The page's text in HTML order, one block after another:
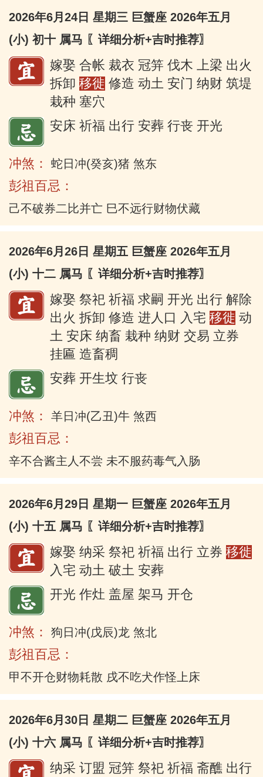
2026年6月24日 星期三 巨蟹座 2026年五月
(小) 初十 属马 〖详细分析+吉时推荐〗
嫁娶 合帐 裁衣 冠笄 伐木 上梁 出火
拆卸 移徙 修造 动土 安门 纳财 筑堤
栽种 塞穴
安床 祈福 出行 安葬 行丧 开光
冲煞： 蛇日冲(癸亥)猪 煞东
彭祖百忌：
己不破券二比并亡 巳不远行财物伏藏
2026年6月26日 星期五 巨蟹座 2026年五月
(小) 十二 属马 〖详细分析+吉时推荐〗
嫁娶 祭祀 祈福 求嗣 开光 出行 解除
出火 拆卸 修造 进人口 入宅 移徙 动
土 安床 纳畜 栽种 纳财 交易 立券
挂匾 造畜稠
安葬 开生坟 行丧
冲煞： 羊日冲(乙丑)牛 煞西
彭祖百忌：
辛不合酱主人不尝 未不服药毒气入肠
2026年6月29日 星期一 巨蟹座 2026年五月
(小) 十五 属马 〖详细分析+吉时推荐〗
嫁娶 纳采 祭祀 祈福 出行 立券 移徙
入宅 动土 破土 安葬
开光 作灶 盖屋 架马 开仓
冲煞： 狗日冲(戊辰)龙 煞北
彭祖百忌：
甲不开仓财物耗散 戌不吃犬作怪上床
2026年6月30日 星期二 巨蟹座 2026年五月
(小) 十六 属马 〖详细分析+吉时推荐〗
纳采 订盟 冠笄 祭祀 祈福 斋醮 出行